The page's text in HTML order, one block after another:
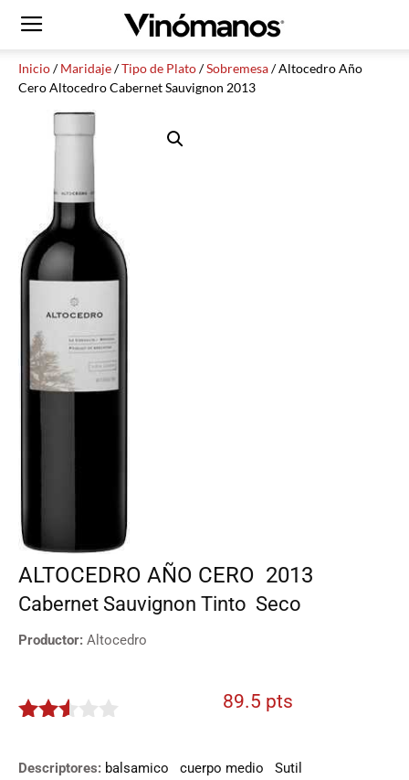
Inicio/Maridaje/Tipo de Plato/Sobremesa/ Altocedro Año
Cero Altocedro Cabernet Sauvignon 2013
ALTOCEDRO AÑO CERO 2013
Cabernet Sauvignon Tinto Seco
Productor: Altocedro
89.5 pts
Descriptores: balsamico cuerpo medio
Sutil